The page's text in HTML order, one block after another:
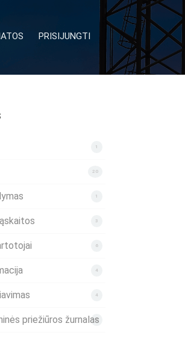
PRISIJUNGTI
1
20
1
3
6
4
4
2
priežiūros žurnalas